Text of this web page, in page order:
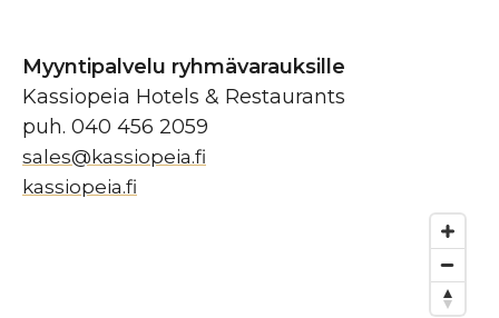
Myyntipalvelu ryhmävarauksille
Kassiopeia Hotels & Restaurants
puh. 040 456 2059
sales@kassiopeia.fi
kassiopeia.fi